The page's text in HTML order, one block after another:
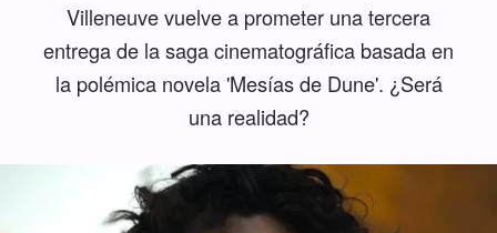
Villeneuve vuelve a prometer una tercera
entrega de la saga cinematográfica basada en
la polémica novela 'Mesías de Dune'. ¿Será
una realidad?